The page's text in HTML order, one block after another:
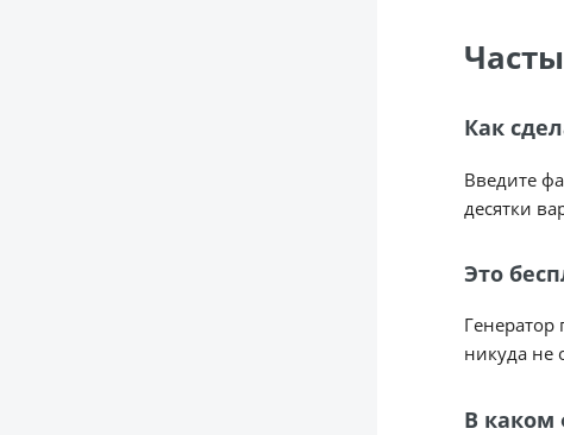
Как
Введите
десятки
Это
Генератор
никуда не
В каком